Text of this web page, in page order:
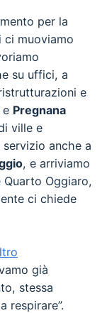
per la
ci muoviamo
su uffici, a
e
e Pregnana
ville e
anche a
, e arriviamo
Oggiaro,
ci chiede
già
stessa
respirare”.